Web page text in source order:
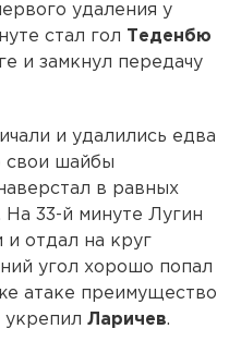
удаления у
стал гол Теденбю
и замкнул передачу
и удалились едва
свои шайбы
в равных
На 33-й минуте Лугин
и отдал на круг
угол хорошо попал
атаке преимущество
укрепил Ларичев.